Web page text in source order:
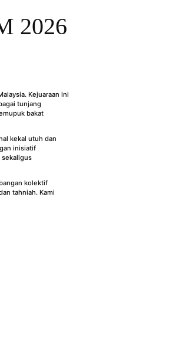
2026
Kejuaraan ini
tunjang
bakat
kekal utuh dan
inisiatif
sekaligus
kolektif
tahniah. Kami